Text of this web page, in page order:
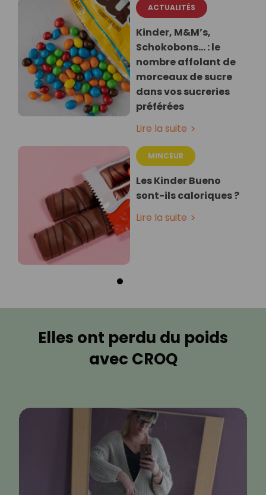
ACTUALITÉS
Kinder, M&M’s,
Schokobons... : le
nombre affolant de
morceaux de sucre
dans vos sucreries
préférées
Lire la suite
MINCEUR
Les Kinder Bueno
sont-ils caloriques ?
Lire la suite
Elles ont perdu du poids
avec CROQ